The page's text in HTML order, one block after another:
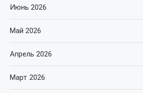
Июнь 2026
Май 2026
Апрель 2026
Март 2026